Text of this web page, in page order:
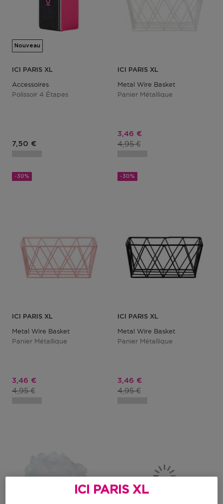
Nouveau
ICI PARIS XL
Accessoires
Polissoir 4 Étapes
Prix du produit
7,50 €
ICI PARIS XL
Metal Wire Basket
Panier Métallique
Prix promotionnel
3,46 €
Prix du produit
4,95 €
-30%
ICI PARIS XL
Metal Wire Basket
Panier Métallique
Prix promotionnel
3,46 €
Prix du produit
4,95 €
-30%
ICI PARIS XL
Metal Wire Basket
Panier Métallique
Prix promotionnel
3,46 €
Prix du produit
4,95 €
ICI PARIS XL